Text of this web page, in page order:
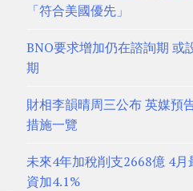
「符合美國優先」
BNO要求增加仍在諮詢期 或
期
財相李韻晴周三公布 英媒預
措施一覽
未來4年加稅削支2668億 4月
資加4.1%